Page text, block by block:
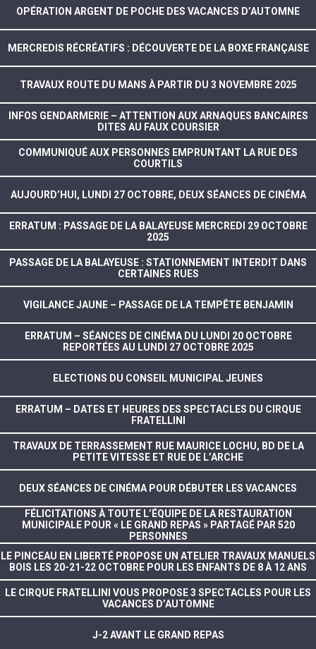
OPÉRATION ARGENT DE POCHE DES VACANCES D’AUTOMNE
MERCREDIS RÉCRÉATIFS : DÉCOUVERTE DE LA BOXE FRANÇAISE
TRAVAUX ROUTE DU MANS À PARTIR DU 3 NOVEMBRE 2025
INFOS GENDARMERIE – ATTENTION AUX ARNAQUES BANCAIRES
DITES AU FAUX COURSIER
COMMUNIQUÉ AUX PERSONNES EMPRUNTANT LA RUE DES
COURTILS
AUJOURD’HUI, LUNDI 27 OCTOBRE, DEUX SÉANCES DE CINÉMA
ERRATUM : PASSAGE DE LA BALAYEUSE MERCREDI 29 OCTOBRE
2025
PASSAGE DE LA BALAYEUSE : STATIONNEMENT INTERDIT DANS
CERTAINES RUES
VIGILANCE JAUNE – PASSAGE DE LA TEMPÊTE BENJAMIN
ERRATUM – SÉANCES DE CINÉMA DU LUNDI 20 OCTOBRE
REPORTÉES AU LUNDI 27 OCTOBRE 2025
ELECTIONS DU CONSEIL MUNICIPAL JEUNES
ERRATUM – DATES ET HEURES DES SPECTACLES DU CIRQUE
FRATELLINI
TRAVAUX DE TERRASSEMENT RUE MAURICE LOCHU, BD DE LA
PETITE VITESSE ET RUE DE L’ARCHE
DEUX SÉANCES DE CINÉMA POUR DÉBUTER LES VACANCES
FÉLICITATIONS À TOUTE L’ÉQUIPE DE LA RESTAURATION
MUNICIPALE POUR « LE GRAND REPAS » PARTAGÉ PAR 520
PERSONNES
LE PINCEAU EN LIBERTÉ PROPOSE UN ATELIER TRAVAUX MANUELS
BOIS LES 20-21-22 OCTOBRE POUR LES ENFANTS DE 8 À 12 ANS
LE CIRQUE FRATELLINI VOUS PROPOSE 3 SPECTACLES POUR LES
VACANCES D’AUTOMNE
J-2 AVANT LE GRAND REPAS